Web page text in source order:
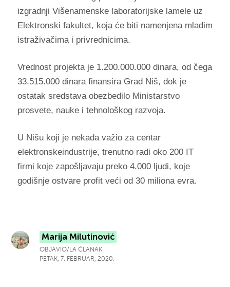
izgradnji Višenamenske laboratorijske lamele uz
Elektronski fakultet, koja će biti namenjena mladim
istraživačima i privrednicima.
Vrednost projekta je 1.200.000.000 dinara, od čega
33.515.000 dinara finansira Grad Niš, dok je
ostatak sredstava obezbedilo Ministarstvo
prosvete, nauke i tehnološkog razvoja.
U Nišu koji je nekada važio za centar
elektronskeindustrije, trenutno radi oko 200 IT
firmi koje zapošljavaju preko 4.000 ljudi, koje
godišnje ostvare profit veći od 30 miliona evra.
Marija Milutinović
OBJAVIO/LA ČLANAK.
PETAK, 7. FEBRUAR, 2020.